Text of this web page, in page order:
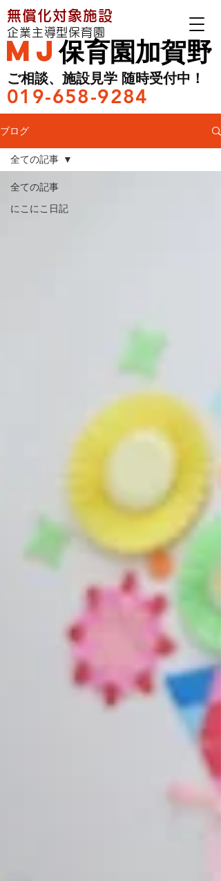
MJ保育園加賀野
ご相談、施設見学 随時受付中！
019-658-9284
企業主導型保育園
無償化対象施設
ブログ
全ての記事
にこにこ日記
全ての記事